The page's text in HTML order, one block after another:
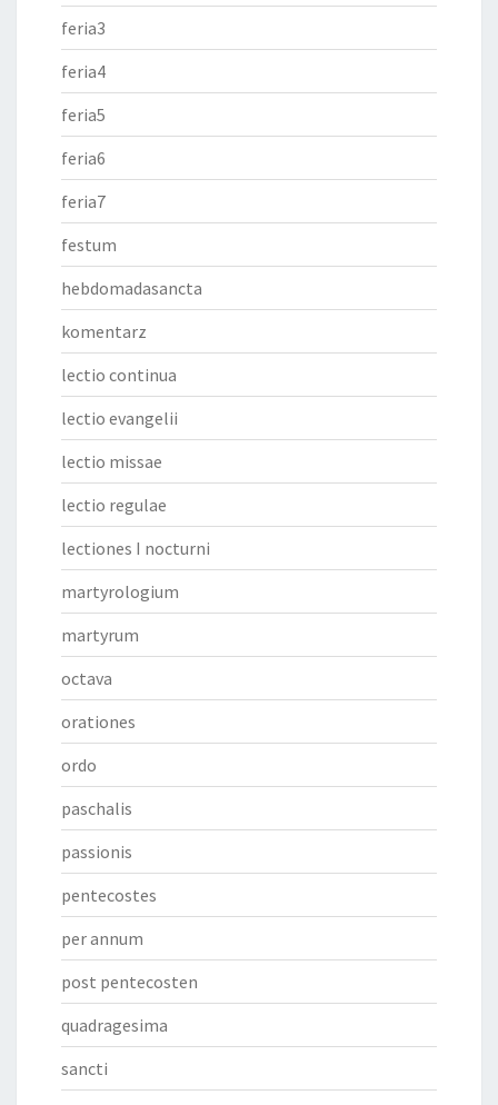
feria3
feria4
feria5
feria6
feria7
festum
hebdomadasancta
komentarz
lectio continua
lectio evangelii
lectio missae
lectio regulae
lectiones I nocturni
martyrologium
martyrum
octava
orationes
ordo
paschalis
passionis
pentecostes
per annum
post pentecosten
quadragesima
sancti